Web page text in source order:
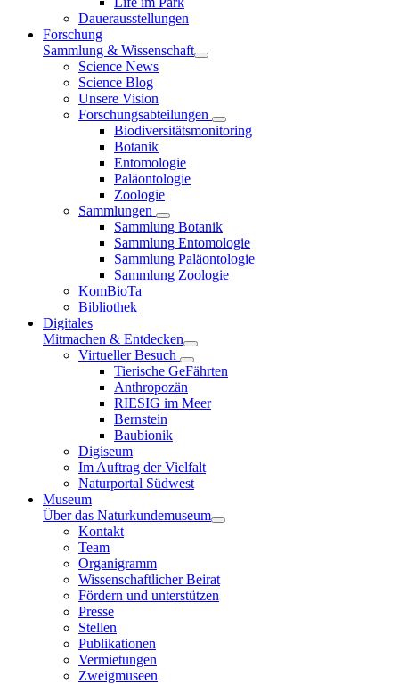
Dauerausstellungen
Forschung
Sammlung & Wissenschaft
Science News
Science Blog
Unsere Vision
Forschungsabteilungen
Biodiversitätsmonitoring
Botanik
Entomologie
Paläontologie
Zoologie
Sammlungen
Sammlung Botanik
Sammlung Entomologie
Sammlung Paläontologie
Sammlung Zoologie
KomBioTa
Bibliothek
Digitales
Mitmachen & Entdecken
Virtueller Besuch
Tierische GeFährten
Anthropozän
RIESIG im Meer
Bernstein
Baubionik
Digiseum
Im Auftrag der Vielfalt
Naturportal Südwest
Museum
Über das Naturkundemuseum
Kontakt
Team
Organigramm
Wissenschaftlicher Beirat
Fördern und unterstützen
Presse
Stellen
Publikationen
Vermietungen
Zweigmuseen